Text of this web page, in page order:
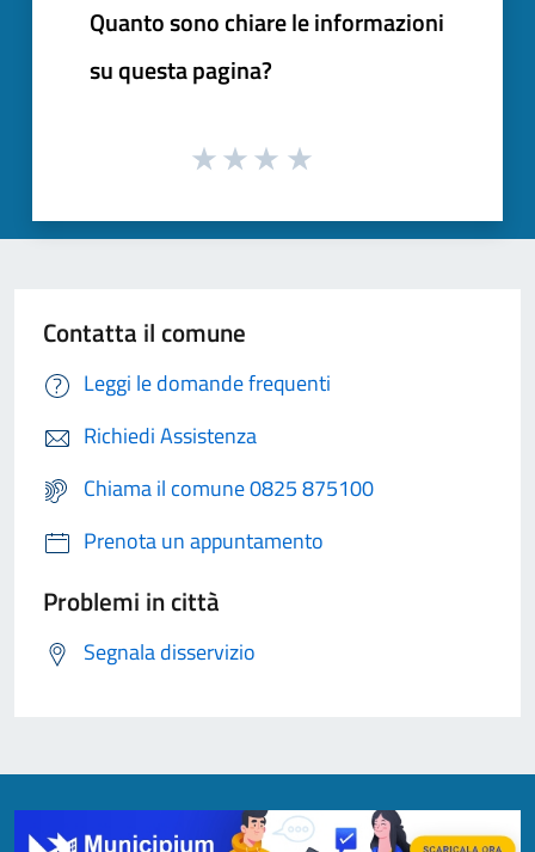
Quanto sono chiare le informazioni
su questa pagina?
Contatta il comune
Leggi le domande frequenti
Richiedi Assistenza
Chiama il comune 0825 875100
Prenota un appuntamento
Problemi in città
Segnala disservizio